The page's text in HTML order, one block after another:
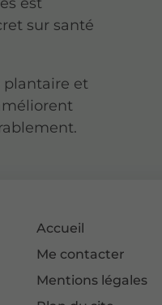
sur santé
plantaire et
Accueil
Me contacter
Mentions légales